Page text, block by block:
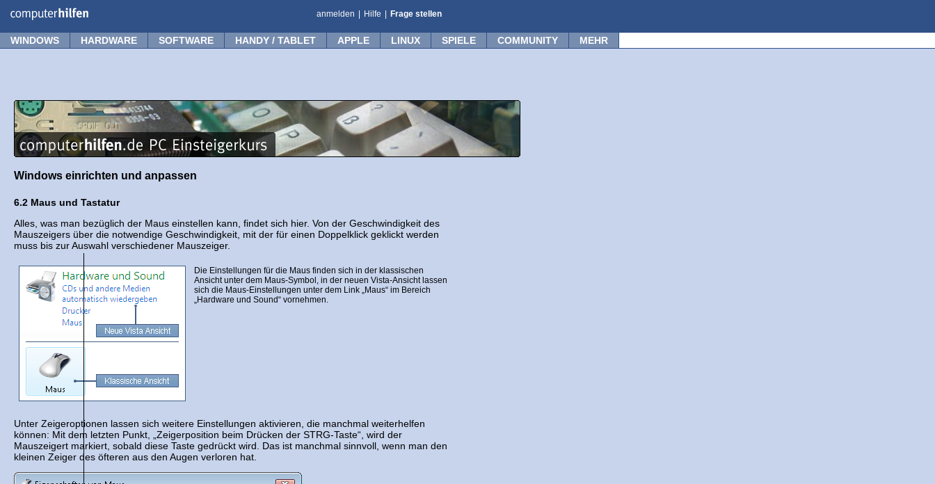
anmelden Hilfe Frage stellen
WINDOWS HARDWARE SOFTWARE HANDY / TABLET APPLE LINUX SPIELE COMMUNITY MEHR
Windows einrichten und anpassen
6.2 Maus und Tastatur
Alles, was man bezüglich der Maus einstellen kann, findet sich hier. Von der Geschwindigkeit des
Mauszeigers über die notwendige Geschwindigkeit, mit der für einen Doppelklick geklickt werden
muss bis zur Auswahl verschiedener Mauszeiger.
Die Einstellungen für die Maus finden sich in der klassischen
Ansicht unter dem Maus-Symbol, in der neuen Vista-Ansicht lassen
sich die Maus-Einstellungen unter dem Link „Maus“ im Bereich
„Hardware und Sound“ vornehmen.
Unter Zeigeroptionen lassen sich weitere Einstellungen aktivieren, die manchmal weiterhelfen
können: Mit dem letzten Punkt, „Zeigerposition beim Drücken der STRG-Taste“, wird der
Mauszeigert markiert, sobald diese Taste gedrückt wird. Das ist manchmal sinnvoll, wenn man den
kleinen Zeiger des öfteren aus den Augen verloren hat.